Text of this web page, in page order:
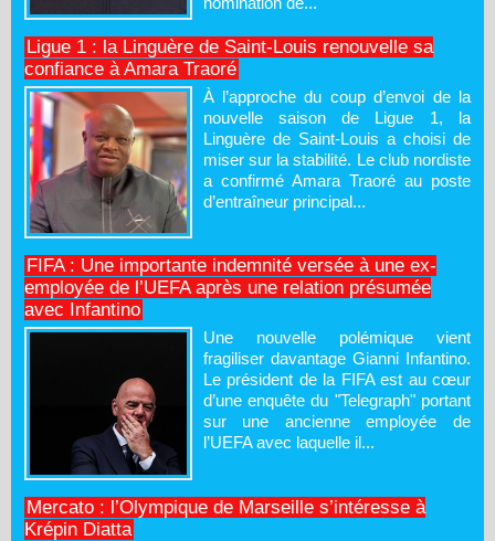
Ligue 1 : la Linguère de Saint-Louis renouvelle sa
confiance à Amara Traoré
À l’approche du coup d’envoi de la
nouvelle saison de Ligue 1, la
Linguère de Saint-Louis a choisi de
miser sur la stabilité. Le club nordiste
a confirmé Amara Traoré au poste
d’entraîneur principal...
FIFA : Une importante indemnité versée à une ex-
employée de l’UEFA après une relation présumée
avec Infantino
Une nouvelle polémique vient
fragiliser davantage Gianni Infantino.
Le président de la FIFA est au cœur
d’une enquête du "Telegraph" portant
sur une ancienne employée de
l’UEFA avec laquelle il...
Mercato : l’Olympique de Marseille s’intéresse à
Krépin Diatta